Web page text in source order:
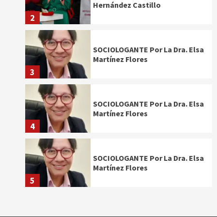
2
Hernández Castillo
3
SOCIOLOGANTE Por La Dra. Elsa
Martínez Flores
4
SOCIOLOGANTE Por La Dra. Elsa
Martínez Flores
5
SOCIOLOGANTE Por La Dra. Elsa
Martínez Flores